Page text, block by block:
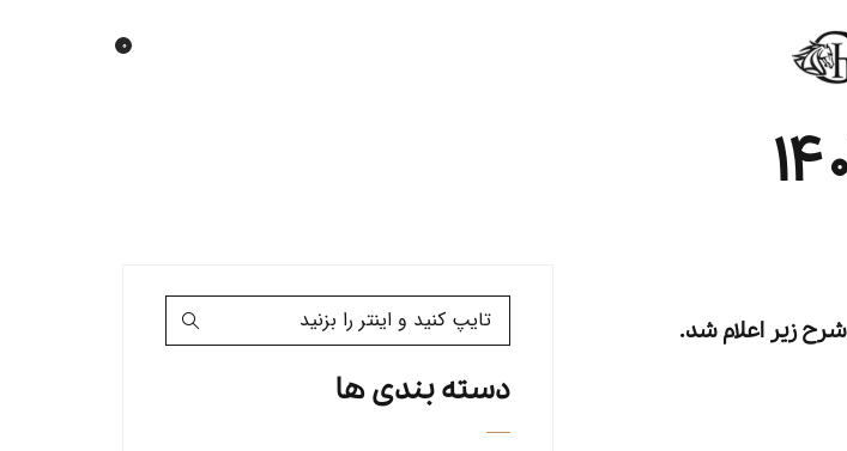
0
دسته بندی ها